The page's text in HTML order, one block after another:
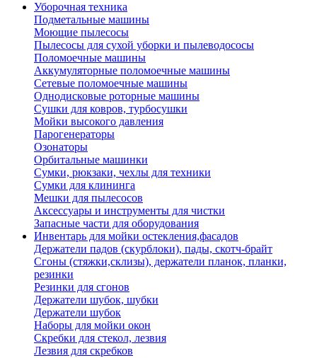
Уборочная техника
Подметальные машины
Моющие пылесосы
Пылесосы для сухой уборки и пылеводососы
Поломоечные машины
Аккумуляторные поломоечные машины
Сетевые поломоечные машины
Однодисковые роторные машины
Сушки для ковров, турбосушки
Мойки высокого давления
Парогенераторы
Озонаторы
Орбитальные машинки
Сумки, рюкзаки, чехлы для техники
Сумки для клининга
Мешки для пылесосов
Аксессуары и инструменты для чистки
Запасные части для оборудования
Инвентарь для мойки остекления,фасадов
Держатели падов (скурблоки), пады, скотч-брайт
Сгоны (стяжки,склизы), держатели планок, планки,
резинки
Резинки для сгонов
Держатели шубок, шубки
Держатели шубок
Наборы для мойки окон
Скребки для стекол, лезвия
Лезвия для скребков